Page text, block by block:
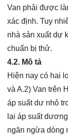
Van phải được
xác định. Tuy
nhà sản xuất dự
chuẩn bị thử.
4.2. Mô tả
Hiện nay có hai
và A.2) Van trên
áp suất dư nhỏ
lại áp suất
ngăn ngừa dòng